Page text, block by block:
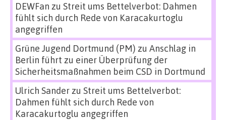
DEWFan zu Streit ums Bettelverbot: Dahmen
fühlt sich durch Rede von Karacakurtoglu
angegriffen
Grüne Jugend Dortmund (PM) zu Anschlag in
Berlin führt zu einer Überprüfung der
Sicherheitsmaßnahmen beim CSD in Dortmund
Ulrich Sanderzu Streit ums Bettelverbot:
Dahmen fühlt sich durch Rede von
Karacakurtoglu angegriffen